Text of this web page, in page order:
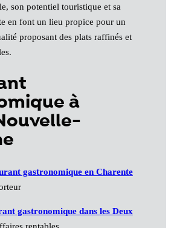
son potentiel touristique et sa
en font un lieu propice pour un
proposant des plats raffinés et
à
gastronomique en Charente
gastronomique dans les Deux